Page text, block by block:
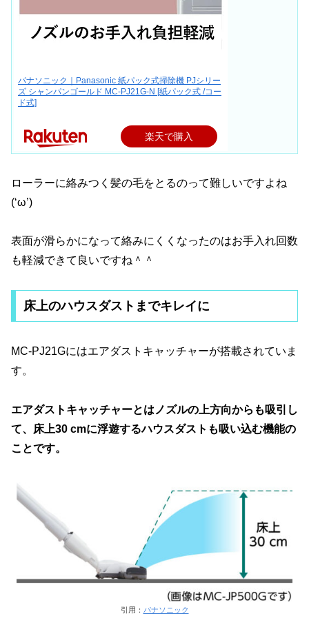
パナソニック｜Panasonic 紙パック式掃除機 PJシリー
ズ シャンパンゴールド MC-PJ21G-N [紙パック式 /コー
ド式]
楽天で購入
ローラーに絡みつく髪の毛をとるのって難しいですよね
(‘ω’)
表面が滑らかになって絡みにくくなったのはお手入れ回数
も軽減できて良いですね＾＾
床上のハウスダストまでキレイに
MC-PJ21Gにはエアダストキャッチャーが搭載されていま
す。
エアダストキャッチャーとはノズルの上方向からも吸引し
て、床上30 cmに浮遊するハウスダストも吸い込む機能の
ことです。
引用： パナソニック